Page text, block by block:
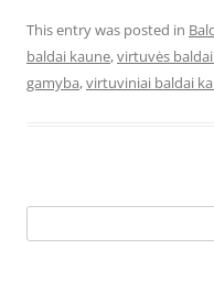
This entry was posted in
baldai kaune,virtuvės
gamyba,virtuviniai baldai
for: